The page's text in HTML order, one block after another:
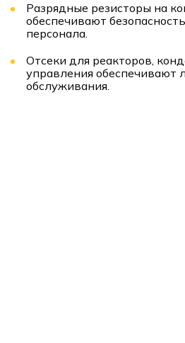
Разрядные резисторы на
обеспечивают
персонала.
Отсеки для реакторов,
управления обеспечивают
обслуживания.